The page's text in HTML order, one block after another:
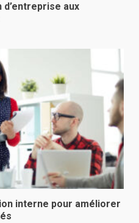
aux
interne pour améliorer